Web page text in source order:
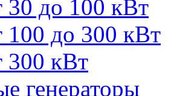
30 до 100 кВт
100 до 300 кВт
300 кВт
генераторы